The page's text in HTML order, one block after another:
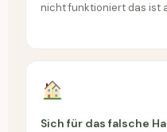
nicht funktioniert das ist
Sich für das falsche